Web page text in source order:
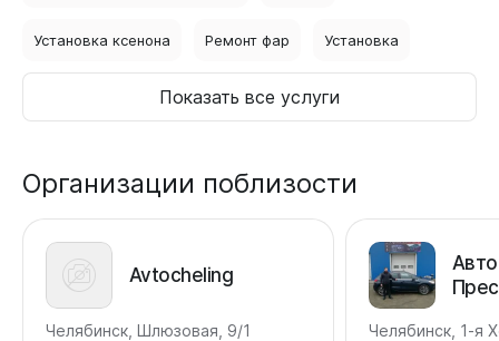
Установка ксенона Ремонт фар Установка
Показать все услуги
Организации поблизости
Avtocheling
Челябинск, Шлюзовая, 9/1